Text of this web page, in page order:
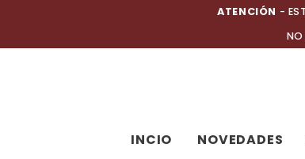
contenido
ATENCIÓN -
NO
INCIO NOVEDADES